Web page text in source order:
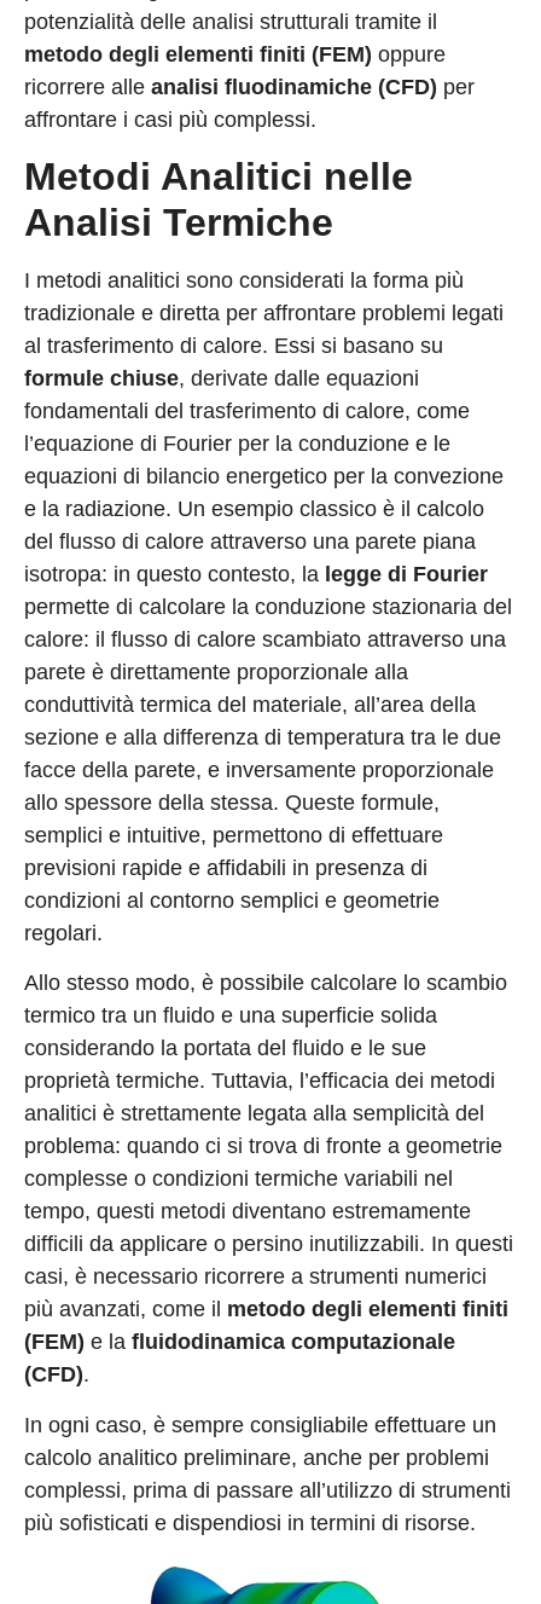
potenzialità delle analisi strutturali tramite il
metodo degli elementi finiti (FEM) oppure
ricorrere alle analisi fluodinamiche (CFD) per
affrontare i casi più complessi.
Metodi Analitici nelle
Analisi Termiche
I metodi analitici sono considerati la forma più
tradizionale e diretta per affrontare problemi legati
al trasferimento di calore. Essi si basano su
formule chiuse, derivate dalle equazioni
fondamentali del trasferimento di calore, come
l’equazione di Fourier per la conduzione e le
equazioni di bilancio energetico per la convezione
e la radiazione. Un esempio classico è il calcolo
del flusso di calore attraverso una parete piana
isotropa: in questo contesto, la legge di Fourier
permette di calcolare la conduzione stazionaria del
calore: il flusso di calore scambiato attraverso una
parete è direttamente proporzionale alla
conduttività termica del materiale, all’area della
sezione e alla differenza di temperatura tra le due
facce della parete, e inversamente proporzionale
allo spessore della stessa. Queste formule,
semplici e intuitive, permettono di effettuare
previsioni rapide e affidabili in presenza di
condizioni al contorno semplici e geometrie
regolari.
Allo stesso modo, è possibile calcolare lo scambio
termico tra un fluido e una superficie solida
considerando la portata del fluido e le sue
proprietà termiche. Tuttavia, l’efficacia dei metodi
analitici è strettamente legata alla semplicità del
problema: quando ci si trova di fronte a geometrie
complesse o condizioni termiche variabili nel
tempo, questi metodi diventano estremamente
difficili da applicare o persino inutilizzabili. In questi
casi, è necessario ricorrere a strumenti numerici
più avanzati, come il metodo degli elementi finiti
(FEM) e la fluidodinamica computazionale
(CFD).
In ogni caso, è sempre consigliabile effettuare un
calcolo analitico preliminare, anche per problemi
complessi, prima di passare all’utilizzo di strumenti
più sofisticati e dispendiosi in termini di risorse.